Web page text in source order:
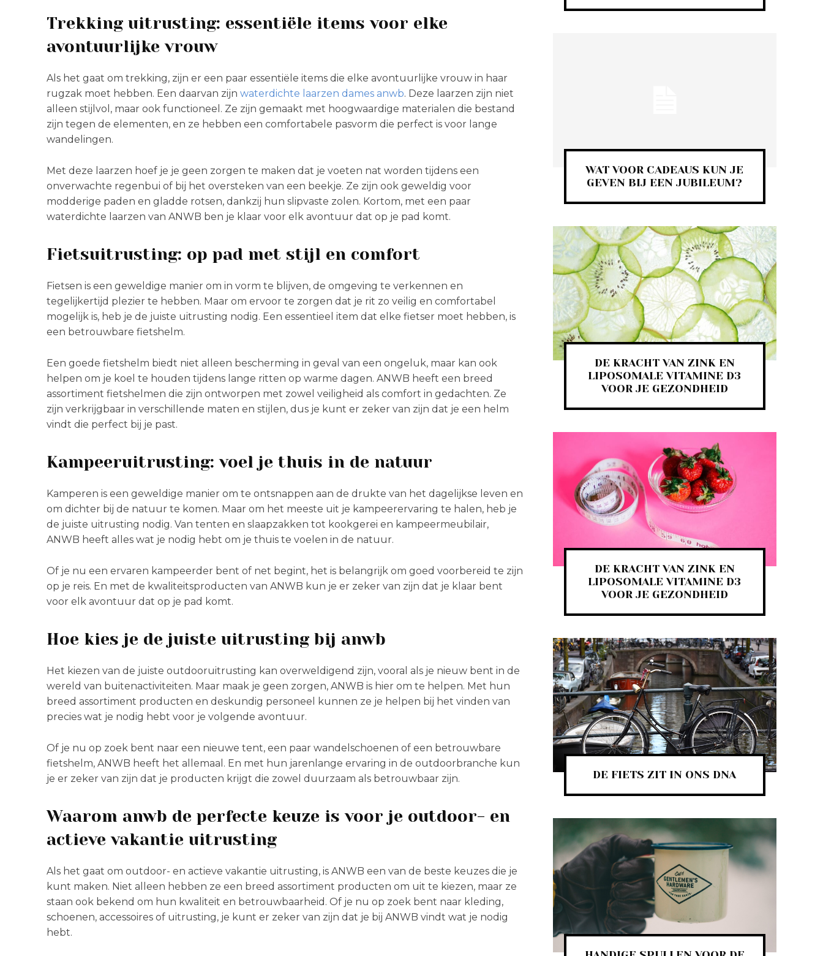
Trekking uitrusting: essentiële items voor elke
avontuurlijke vrouw
Als het gaat om trekking, zijn er een paar essentiële items die elke avontuurlijke vrouw in haar
rugzak moet hebben. Een daarvan zijn waterdichte laarzen dames anwb. Deze laarzen zijn niet
alleen stijlvol, maar ook functioneel. Ze zijn gemaakt met hoogwaardige materialen die bestand
zijn tegen de elementen, en ze hebben een comfortabele pasvorm die perfect is voor lange
wandelingen.
Met deze laarzen hoef je je geen zorgen te maken dat je voeten nat worden tijdens een
onverwachte regenbui of bij het oversteken van een beekje. Ze zijn ook geweldig voor
modderige paden en gladde rotsen, dankzij hun slipvaste zolen. Kortom, met een paar
waterdichte laarzen van ANWB ben je klaar voor elk avontuur dat op je pad komt.
Fietsuitrusting: op pad met stijl en comfort
Fietsen is een geweldige manier om in vorm te blijven, de omgeving te verkennen en
tegelijkertijd plezier te hebben. Maar om ervoor te zorgen dat je rit zo veilig en comfortabel
mogelijk is, heb je de juiste uitrusting nodig. Een essentieel item dat elke fietser moet hebben, is
een betrouwbare fietshelm.
Een goede fietshelm biedt niet alleen bescherming in geval van een ongeluk, maar kan ook
helpen om je koel te houden tijdens lange ritten op warme dagen. ANWB heeft een breed
assortiment fietshelmen die zijn ontworpen met zowel veiligheid als comfort in gedachten. Ze
zijn verkrijgbaar in verschillende maten en stijlen, dus je kunt er zeker van zijn dat je een helm
vindt die perfect bij je past.
Kampeeruitrusting: voel je thuis in de natuur
Kamperen is een geweldige manier om te ontsnappen aan de drukte van het dagelijkse leven en
om dichter bij de natuur te komen. Maar om het meeste uit je kampeerervaring te halen, heb je
de juiste uitrusting nodig. Van tenten en slaapzakken tot kookgerei en kampeermeubilair,
ANWB heeft alles wat je nodig hebt om je thuis te voelen in de natuur.
Of je nu een ervaren kampeerder bent of net begint, het is belangrijk om goed voorbereid te zijn
op je reis. En met de kwaliteitsproducten van ANWB kun je er zeker van zijn dat je klaar bent
voor elk avontuur dat op je pad komt.
Hoe kies je de juiste uitrusting bij anwb
Het kiezen van de juiste outdooruitrusting kan overweldigend zijn, vooral als je nieuw bent in de
wereld van buitenactiviteiten. Maar maak je geen zorgen, ANWB is hier om te helpen. Met hun
breed assortiment producten en deskundig personeel kunnen ze je helpen bij het vinden van
precies wat je nodig hebt voor je volgende avontuur.
Of je nu op zoek bent naar een nieuwe tent, een paar wandelschoenen of een betrouwbare
fietshelm, ANWB heeft het allemaal. En met hun jarenlange ervaring in de outdoorbranche kun
je er zeker van zijn dat je producten krijgt die zowel duurzaam als betrouwbaar zijn.
Waarom anwb de perfecte keuze is voor je outdoor- en
actieve vakantie uitrusting
Als het gaat om outdoor- en actieve vakantie uitrusting, is ANWB een van de beste keuzes die je
kunt maken. Niet alleen hebben ze een breed assortiment producten om uit te kiezen, maar ze
staan ook bekend om hun kwaliteit en betrouwbaarheid. Of je nu op zoek bent naar kleding,
schoenen, accessoires of uitrusting, je kunt er zeker van zijn dat je bij ANWB vindt wat je nodig
hebt.
WAT VOOR CADEAUS KUN JE
GEVEN BIJ EEN JUBILEUM?
DE KRACHT VAN ZINK EN
LIPOSOMALE VITAMINE D3
VOOR JE GEZONDHEID
DE KRACHT VAN ZINK EN
LIPOSOMALE VITAMINE D3
VOOR JE GEZONDHEID
DE FIETS ZIT IN ONS DNA